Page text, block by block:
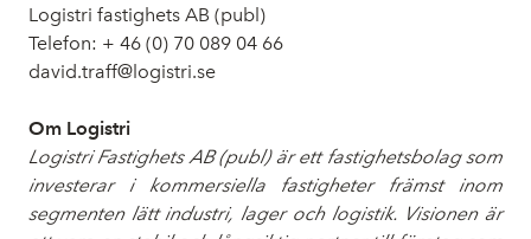
Logistri fastighets AB (publ)
Telefon: + 46 (0) 70 089 04 66
david.traff@logistri.se
Om Logistri
Logistri Fastighets AB (publ) är ett fastighetsbolag som
investerar i kommersiella fastigheter främst inom
segmenten lätt industri, lager och logistik. Visionen är